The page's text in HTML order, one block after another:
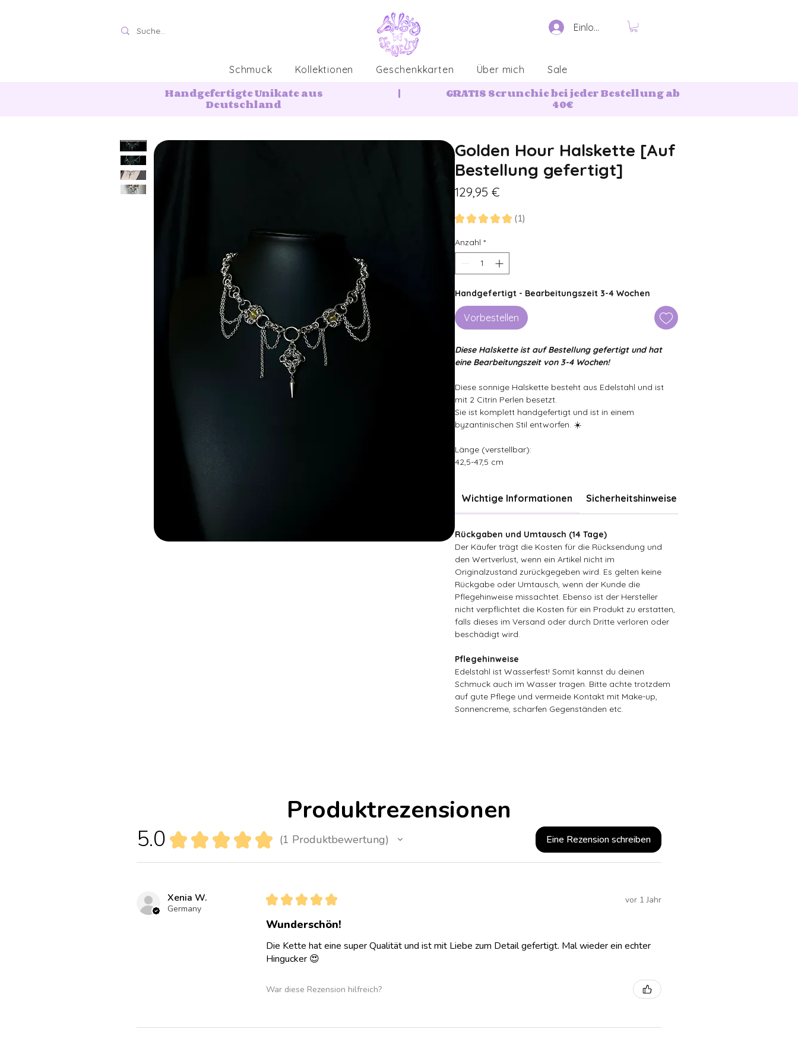
Einloggen
Schmuck Kollektionen Geschenkkarten Über mich Sale
Handgefertigte Unikate aus
Deutschland
GRATIS Scrunchie bei jeder Bestellung ab
40€
|
Golden Hour Halskette [Auf
Bestellung gefertigt]
129,95 €
★ ★ ★ ★ ★ 1
1
Anzahl *
Handgefertigt - Bearbeitungszeit 3-4 Wochen
Vorbestellen
Diese Halskette ist auf Bestellung gefertigt und hat
eine Bearbeitungszeit von 3-4 Wochen!
Diese sonnige Halskette besteht aus Edelstahl und ist
mit 2 Citrin Perlen besetzt.
Sie ist komplett handgefertigt und ist in einem
byzantinischen Stil entworfen. ☀️
Länge (verstellbar):
42,5-47,5 cm
Wichtige Informationen Sicherheitshinweise
Rückgaben und Umtausch (14 Tage)
Der Käufer trägt die Kosten für die Rücksendung und
den Wertverlust, wenn ein Artikel nicht im
Originalzustand zurückgegeben wird. Es gelten keine
Rückgabe oder Umtausch, wenn der Kunde die
Pflegehinweise missachtet. Ebenso ist der Hersteller
nicht verpflichtet die Kosten für ein Produkt zu erstatten,
falls dieses im Versand oder durch Dritte verloren oder
beschädigt wird.
Pflegehinweise
Edelstahl ist Wasserfest! Somit kannst du deinen
Schmuck auch im Wasser tragen. Bitte achte trotzdem
auf gute Pflege und vermeide Kontakt mit Make-up,
Sonnencreme, scharfen Gegenständen etc.
Produktrezensionen
5.0 ★ ★ ★ ★ ★ 1 Produktbewertung
1 Eine Rezension schreiben
Xenia W.
Germany
★ ★ ★ ★ ★ vor 1 Jahr
Wunderschön!
Die Kette hat eine super Qualität und ist mit Liebe zum Detail gefertigt. Mal wieder ein echter
Hingucker 😍
War diese Rezension hilfreich?